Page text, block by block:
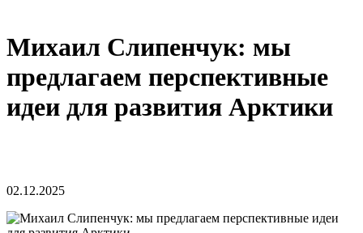
Михаил Слипенчук: мы
предлагаем перспективные
идеи для развития Арктики
02.12.2025